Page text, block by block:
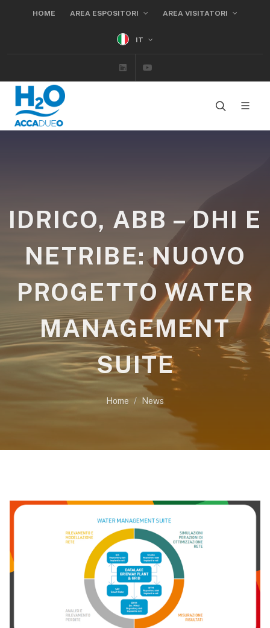
HOME AREA ESPOSITORI AREA VISITATORI
IT
Linkedin
IDRICO, ABB – DHI E
NETRIBE: NUOVO
PROGETTO WATER
MANAGEMENT
SUITE
Home News